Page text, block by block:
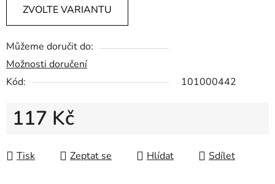
ZVOLTE VARIANTU
Můžeme doručit do:
Možnosti doručení
Kód:
101000442
117 Kč
Tisk
Zeptat se Hlídat Sdílet